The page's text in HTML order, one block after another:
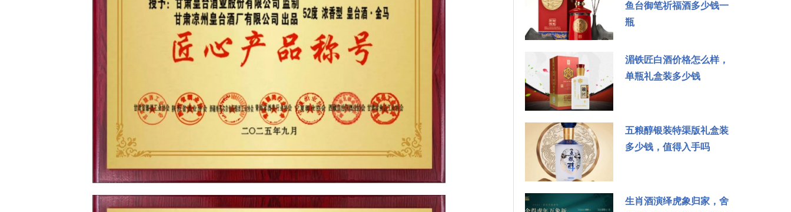
鱼台御笔祈福酒多少钱一
瓶
湄铁匠白酒价格怎么样，
单瓶礼盒装多少钱
五粮醇银装特渠版礼盒装
多少钱，值得入手吗
生肖酒演绎虎象归家，舍